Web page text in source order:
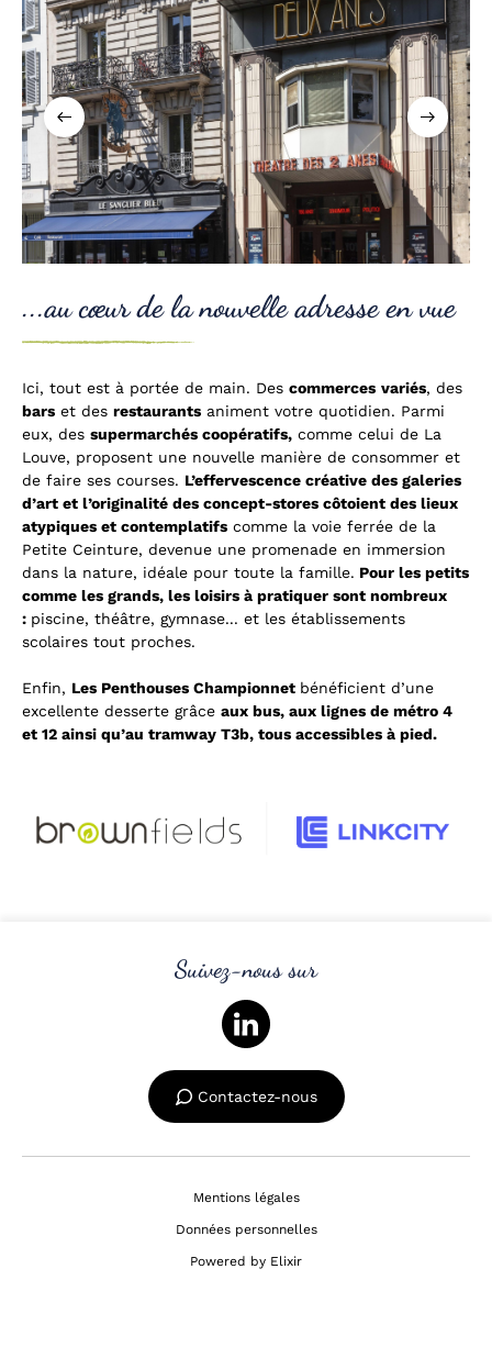
...au cœur de la nouvelle adresse en vue
Ici, tout est à portée de main. Des commerces variés, des
bars et des restaurants animent votre quotidien. Parmi
eux, des supermarchés coopératifs, comme celui de La
Louve, proposent une nouvelle manière de consommer et
de faire ses courses. L’effervescence créative des galeries
d’art et l’originalité des concept-stores côtoient des lieux
atypiques et contemplatifs comme la voie ferrée de la
Petite Ceinture, devenue une promenade en immersion
dans la nature, idéale pour toute la famille. Pour les petits
comme les grands, les loisirs à pratiquer sont nombreux
: piscine, théâtre, gymnase... et les établissements
scolaires tout proches.
Enfin, Les Penthouses Championnet bénéficient d’une
excellente desserte grâce aux bus, aux lignes de métro 4
et 12 ainsi qu’au tramway T3b, tous accessibles à pied.
Suivez-nous sur
Contactez-nous
Mentions légales
Données personnelles
Powered by Elixir